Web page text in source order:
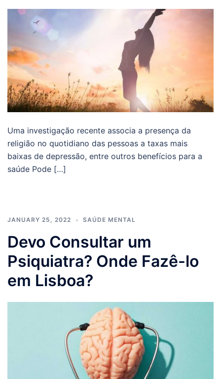
Uma investigação recente associa a presença da
religião no quotidiano das pessoas a taxas mais
baixas de depressão, entre outros benefícios para a
saúde Pode […]
JANUARY 25, 2022 SAÚDE MENTAL
Devo Consultar um
Psiquiatra? Onde Fazê-lo
em Lisboa?